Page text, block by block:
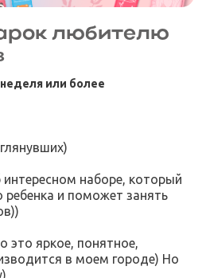
любителю
или более
интересном наборе, который
ребенка и поможет занять
это яркое, понятное,
в моем городе) Но